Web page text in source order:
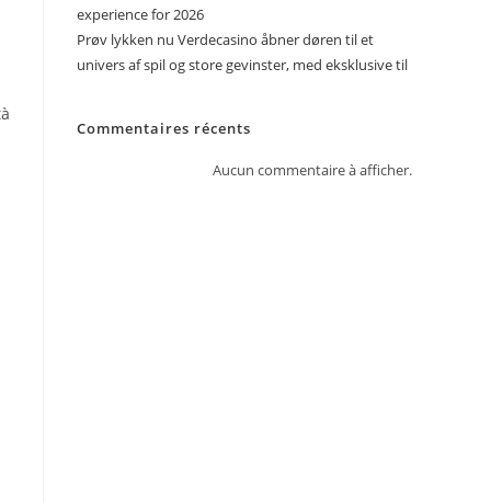
experience for 2026
Prøv lykken nu Verdecasino åbner døren til et
univers af spil og store gevinster, med eksklusive til
Commentaires récents
Aucun commentaire à afficher.